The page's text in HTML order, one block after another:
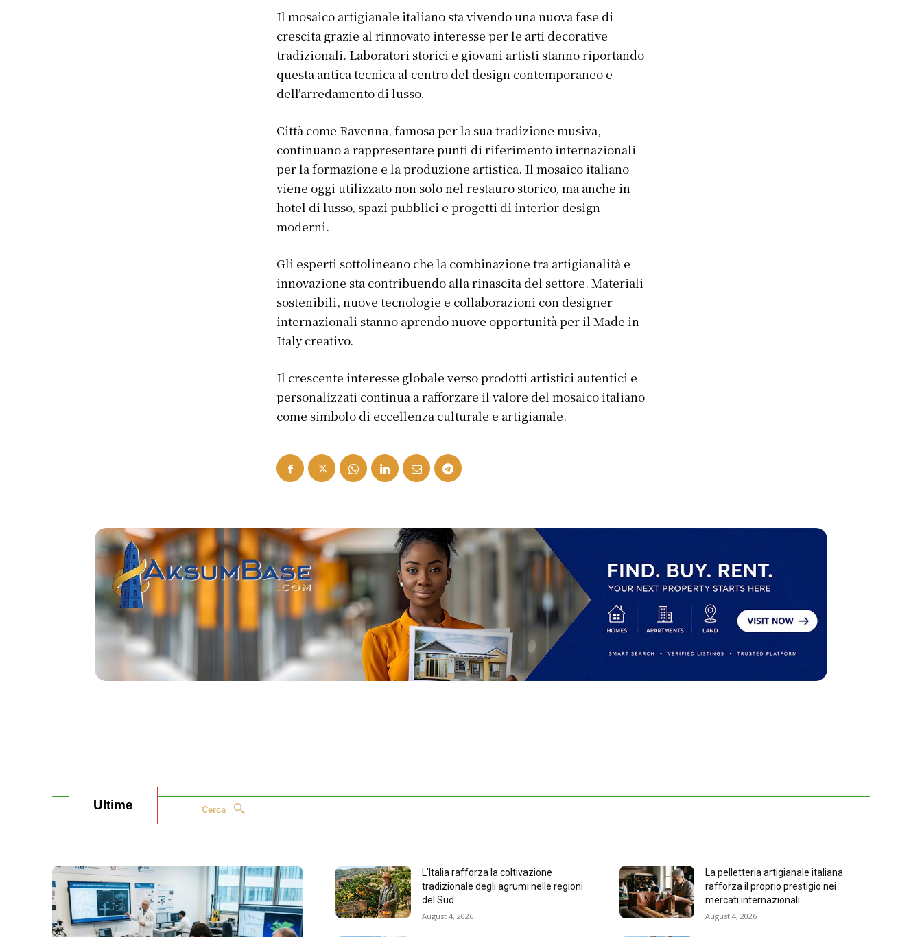
Il mosaico artigianale italiano sta vivendo una nuova fase di
crescita grazie al rinnovato interesse per le arti decorative
tradizionali. Laboratori storici e giovani artisti stanno riportando
questa antica tecnica al centro del design contemporaneo e
dell’arredamento di lusso.
Città come Ravenna, famosa per la sua tradizione musiva,
continuano a rappresentare punti di riferimento internazionali
per la formazione e la produzione artistica. Il mosaico italiano
viene oggi utilizzato non solo nel restauro storico, ma anche in
hotel di lusso, spazi pubblici e progetti di interior design
moderni.
Gli esperti sottolineano che la combinazione tra artigianalità e
innovazione sta contribuendo alla rinascita del settore. Materiali
sostenibili, nuove tecnologie e collaborazioni con designer
internazionali stanno aprendo nuove opportunità per il Made in
Italy creativo.
Il crescente interesse globale verso prodotti artistici autentici e
personalizzati continua a rafforzare il valore del mosaico italiano
come simbolo di eccellenza culturale e artigianale.
Ultime Cerca
L’Italia rafforza la coltivazione
tradizionale degli agrumi nelle regioni
del Sud
August 4, 2026
La pelletteria artigianale italiana
rafforza il proprio prestigio nei
mercati internazionali
August 4, 2026